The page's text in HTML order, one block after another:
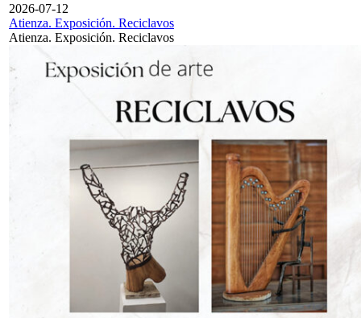
2026-07-12
Atienza. Exposición. Reciclavos
Atienza. Exposición. Reciclavos